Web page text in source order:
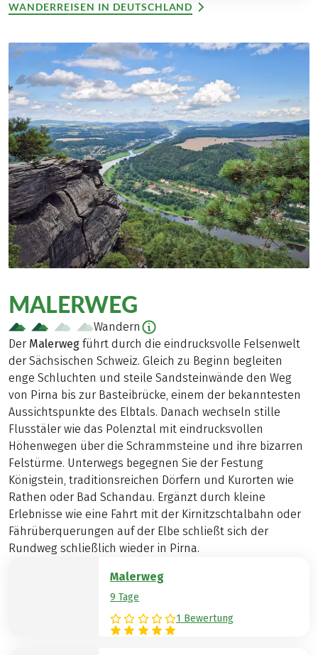
WANDERREISEN IN DEUTSCHLAND
MALERWEG
Wandern
Der Malerweg führt durch die eindrucksvolle Felsenwelt
der Sächsischen Schweiz. Gleich zu Beginn begleiten
enge Schluchten und steile Sandsteinwände den Weg
von Pirna bis zur Basteibrücke, einem der bekanntesten
Aussichtspunkte des Elbtals. Danach wechseln stille
Flusstäler wie das Polenztal mit eindrucksvollen
Höhenwegen über die Schrammsteine und ihre bizarren
Felstürme. Unterwegs begegnen Sie der Festung
Königstein, traditionsreichen Dörfern und Kurorten wie
Rathen oder Bad Schandau. Ergänzt durch kleine
Erlebnisse wie eine Fahrt mit der Kirnitzschtalbahn oder
Fährüberquerungen auf der Elbe schließt sich der
Rundweg schließlich wieder in Pirna.
Malerweg
9 Tage
1 Bewertung